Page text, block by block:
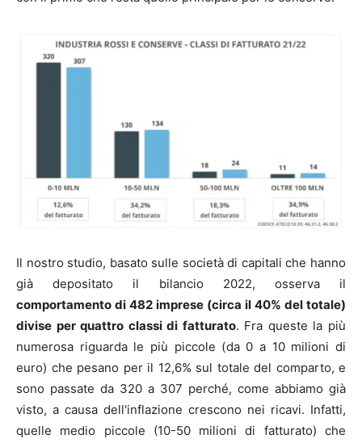
Il nostro studio, basato sulle società di capitali che hanno
già depositato il bilancio 2022, osserva il
comportamento di 482 imprese (circa il 40% del totale)
divise per quattro classi di fatturato. Fra queste la più
numerosa riguarda le più piccole (da 0 a 10 milioni di
euro) che pesano per il 12,6% sul totale del comparto, e
sono passate da 320 a 307 perché, come abbiamo già
visto, a causa dell'inflazione crescono nei ricavi. Infatti,
quelle medio piccole (10-50 milioni di fatturato) che